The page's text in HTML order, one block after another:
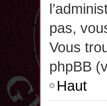
pas,
Vous
phpBB
Haut